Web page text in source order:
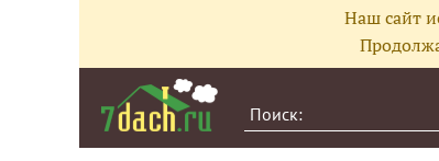
Наш сайт